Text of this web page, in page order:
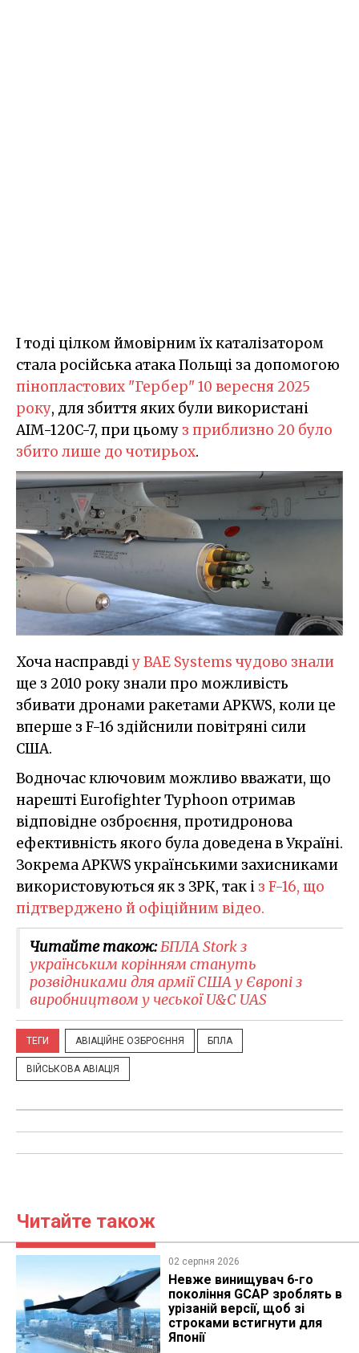
І тоді цілком ймовірним їх каталізатором
стала російська атака Польщі за допомогою
пінопластових "Гербер" 10 вересня 2025
року, для збиття яких були використані
AIM-120C-7, при цьому з приблизно 20 було
збито лише до чотирьох.
Хоча насправдіу BAE Systems чудово знали
ще з 2010 року знали про можливість
збивати дронами ракетами APKWS, коли це
вперше з F-16 здійснили повітряні сили
США.
Водночас ключовим можливо вважати, що
нарешті Eurofighter Typhoon отримав
відповідне озброєння, протидронова
ефективність якого була доведена в Україні.
Зокрема APKWS українськими захисниками
використовуються як з ЗРК, так і з F-16, що
підтверджено й офіційним відео.
Читайте також:БПЛА Stork з
українським корінням стануть
розвідниками для армії США у Європі з
виробництвом у чеської U&C UAS
ТЕГИ АВІАЦІЙНЕ ОЗБРОЄННЯ БПЛА
ВІЙСЬКОВА АВІАЦІЯ
Читайте також
02 серпня 2026
Невже винищувач 6-го
покоління GCAP зроблять в
урізаній версії, щоб зі
строками встигнути для
Японії